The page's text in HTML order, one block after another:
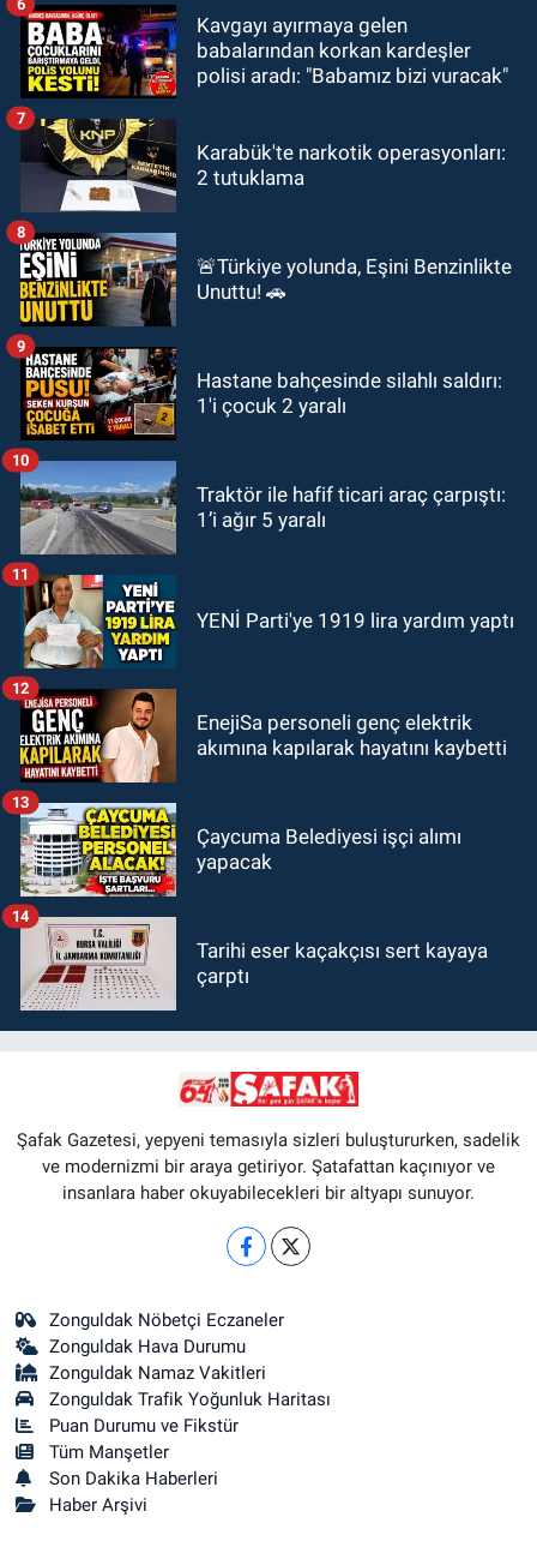
Kavgayı ayırmaya gelen
babalarından korkan kardeşler
polisi aradı: "Babamız bizi vuracak"
6
Karabük'te narkotik operasyonları:
2 tutuklama
7
🚨Türkiye yolunda, Eşini Benzinlikte
Unuttu! 🚗
8
Hastane bahçesinde silahlı saldırı:
1'i çocuk 2 yaralı
9
Traktör ile hafif ticari araç çarpıştı:
1’i ağır 5 yaralı
10
YENİ Parti'ye 1919 lira yardım yaptı
11
EnejiSa personeli genç elektrik
akımına kapılarak hayatını kaybetti
12
Çaycuma Belediyesi işçi alımı
yapacak
13
Tarihi eser kaçakçısı sert kayaya
çarptı
14
Şafak Gazetesi, yepyeni temasıyla sizleri buluştururken, sadelik
ve modernizmi bir araya getiriyor. Şatafattan kaçınıyor ve
insanlara haber okuyabilecekleri bir altyapı sunuyor.
Zonguldak Nöbetçi Eczaneler
Zonguldak Hava Durumu
Zonguldak Namaz Vakitleri
Zonguldak Trafik Yoğunluk Haritası
Puan Durumu ve Fikstür
Tüm Manşetler
Son Dakika Haberleri
Haber Arşivi